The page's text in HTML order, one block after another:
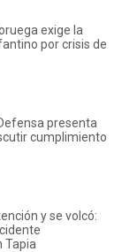
exige la
por crisis de
presenta
cumplimiento
y se volcó:
Tapia